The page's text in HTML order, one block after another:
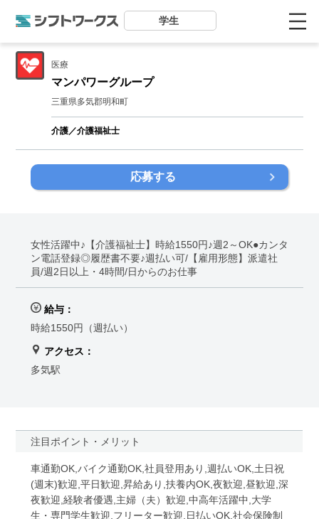
学生
医療
マンパワーグループ
三重県多気郡明和町
介護／介護福祉士
応募する
女性活躍中♪【介護福祉士】時給1550円♪週2～OK●カンタ
ン電話登録◎履歴書不要♪週払い可/【雇用形態】派遣社
員/週2日以上・4時間/日からのお仕事
給与：
時給1550円（週払い）
アクセス：
多気駅
注目ポイント・メリット
車通勤OK,バイク通勤OK,社員登用あり,週払いOK,土日祝
(週末)歓迎,平日歓迎,昇給あり,扶養内OK,夜歓迎,昼歓迎,深
夜歓迎,経験者優遇,主婦（夫）歓迎,中高年活躍中,大学
生・専門学生歓迎,フリーター歓迎,日払いOK,社会保険制